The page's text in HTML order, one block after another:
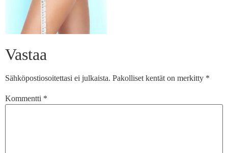
Vastaa
Sähköpostiosoitettasi ei julkaista. Pakolliset kentät on merkitty *
Kommentti *